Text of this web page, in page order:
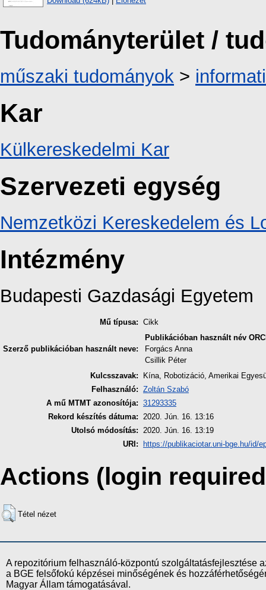
Tudományterület /
műszaki tudományok >
Kar
Külkereskedelmi Kar
Szervezeti egység
Nemzetközi Kereskedelem és
Intézmény
Budapesti Gazdasági Egyetem
Mű típusa: Cikk
Szerző publikációban használt neve:
Publikációban használt név
Forgács Anna
Csillik Péter
Kulcsszavak:
Kína, Robotizáció, Amerikai
Felhasználó: Zoltán Szabó
A mű MTMT azonosítója: 31293335
Rekord készítés dátuma: 2020. Jún. 16. 13:16
Utolsó módosítás: 2020. Jún. 16. 13:19
URI:
https://publikaciotar.uni-bge.hu/id/
Actions (login
Tétel nézet
A repozitórium felhasználó-központú szolgáltatásfejlesztése
a BGE felsőfokú képzései minőségének és
Magyar Állam támogatásával.